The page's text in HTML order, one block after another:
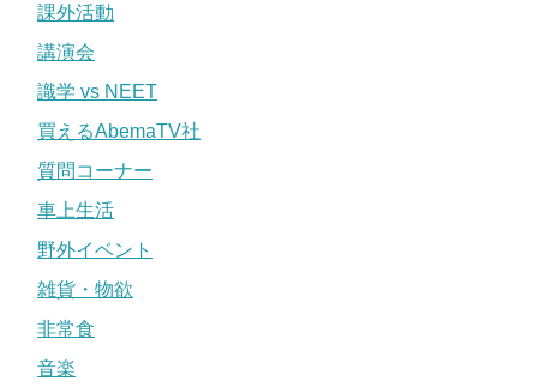
課外活動
講演会
識学 vs NEET
買えるAbemaTV社
質問コーナー
車上生活
野外イベント
雑貨・物欲
非常食
音楽